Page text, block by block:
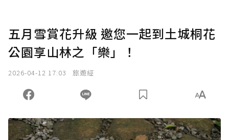
五月雪賞花升級 邀您一起到土城桐花
公園享山林之「樂」！
2026-04-12 17:03 旅遊經